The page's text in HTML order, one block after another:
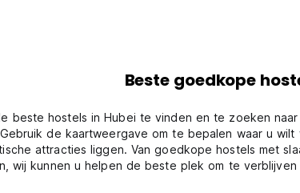
Beste goedkope
beste hostels in Hubei te vinden en te zoeken
de kaartweergave om te bepalen waar u
attracties liggen. Van goedkope hostels met
wij kunnen u helpen de beste plek om te